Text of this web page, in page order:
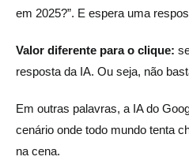
em 2025?”. E espera uma
Valor diferente para o clique:
resposta da IA. Ou seja, não
Em outras palavras, a IA do
cenário onde todo mundo tenta
na cena.